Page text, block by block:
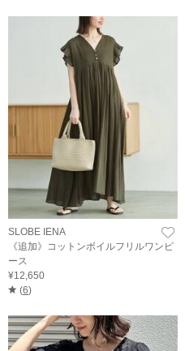
SLOBE IENA
《追加》コットンボイルフリルワンピ
ース
¥12,650
(6)